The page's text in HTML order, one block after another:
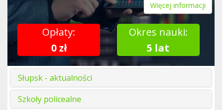
Więcej informacji
Opłaty:
0 zł
Okres nauki:
5 lat
Słupsk - aktualności
Szkoły policealne